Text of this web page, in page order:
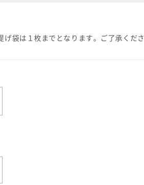
袋は１枚までとなります。ご了承くださ